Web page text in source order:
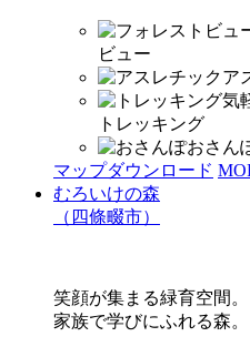
ビュー
ア
気
トレッキング
おさん
マップダウンロード
むろいけの森
（四條畷市）
笑顔が集まる緑育空間。
家族で学びにふれる森。